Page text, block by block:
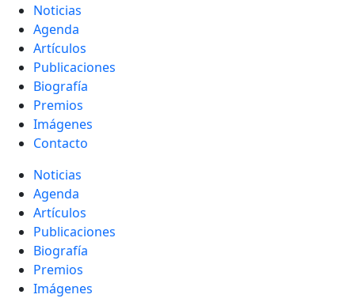
Noticias
Agenda
Artículos
Publicaciones
Biografía
Premios
Imágenes
Contacto
Noticias
Agenda
Artículos
Publicaciones
Biografía
Premios
Imágenes